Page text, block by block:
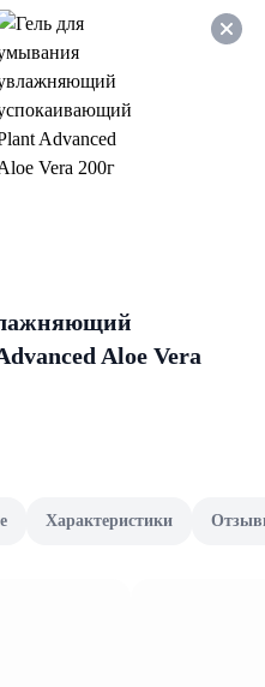
Для удаления засоров
Aloe Vera
Характеристики